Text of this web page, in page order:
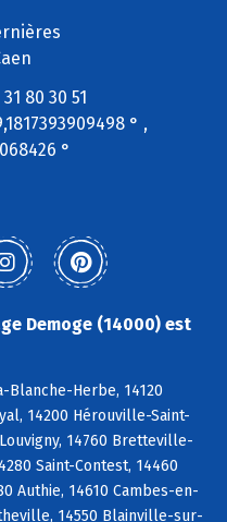
31 80 30 51
° ,
°
Demoge (14000) est
Blanche-Herbe, 14120
14200 Hérouville-Saint-
14760 Bretteville-
Saint-Contest, 14460
Authie, 14610 Cambes-en-
14550 Blainville-sur-